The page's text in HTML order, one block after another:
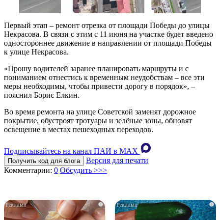
Первый этап – ремонт отрезка от площади Победы до улицы
Некрасова. В связи с этим с 11 июня на участке будет введено
одностороннее движение в направлении от площади Победы
к улице Некрасова.
«Прошу водителей заранее планировать маршруты и с
пониманием отнестись к временным неудобствам – все эти
меры необходимы, чтобы привести дорогу в порядок», –
пояснил Борис Елкин.
Во время ремонта на улице Советской заменят дорожное
покрытие, обустроят тротуары и зелёные зоны, обновят
освещение в местах пешеходных переходов.
Подписывайтесь на канал ПАИ в MAХ
Получить код для блога
Версия для печати
Комментарии: 0 Обсудить >>>
i i